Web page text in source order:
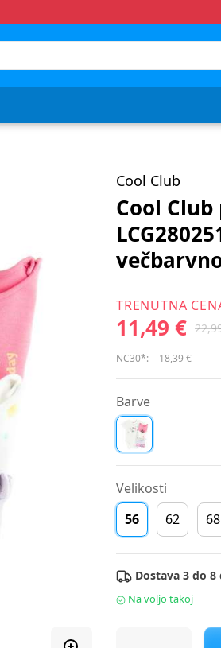
Cool Club
Cool
TRENUTNA
11,49 €
NC30*: 18,39 €
Barve
Velikosti
56 62 68
Dostava 3 do
Na voljo takoj
Cool Club perilo